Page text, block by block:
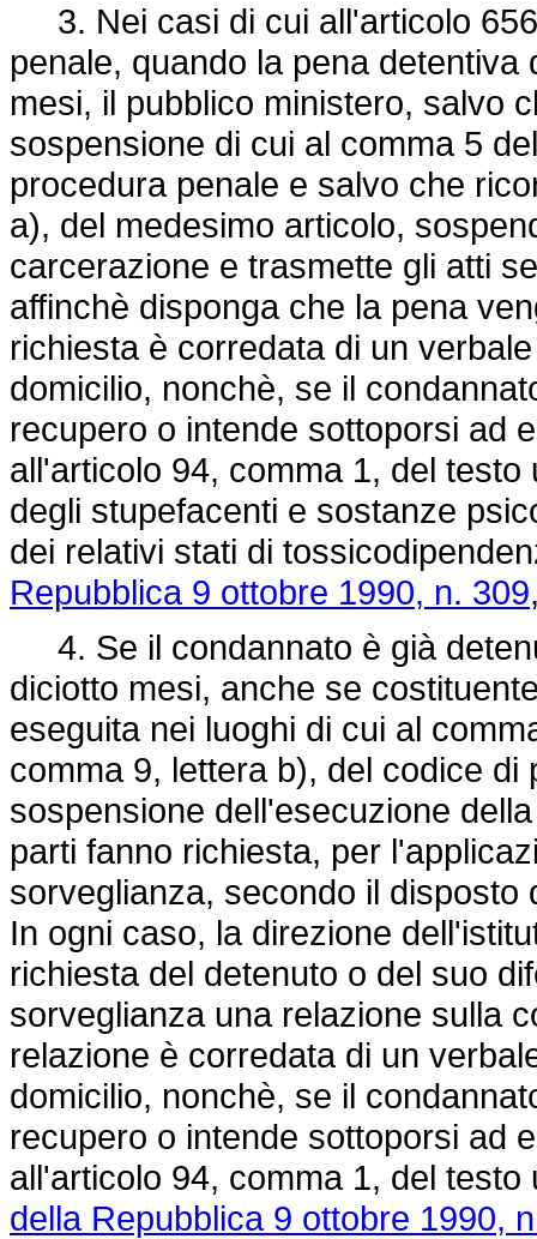
3. Nei casi di cui all'articolo
penale, quando la pena
mesi, il pubblico ministero, salvo
sospensione di cui al comma 5
procedura penale e salvo che
a), del medesimo articolo,
carcerazione e trasmette gli atti
affinchè disponga che la pena
richiesta è corredata di un
domicilio, nonchè, se il
recupero o intende sottoporsi ad
all'articolo 94, comma 1, del
degli stupefacenti e sostanze
dei relativi stati di
Repubblica 9 ottobre 1990, n. 309
4. Se il condannato è già
diciotto mesi, anche se
eseguita nei luoghi di cui al
comma 9, lettera b), del codice
sospensione dell'esecuzione
parti fanno richiesta, per
sorveglianza, secondo il
In ogni caso, la direzione
richiesta del detenuto o del suo
sorveglianza una relazione sulla
relazione è corredata di un
domicilio, nonchè, se il
recupero o intende sottoporsi ad
all'articolo 94, comma 1, del
della Repubblica 9 ottobre 1990,